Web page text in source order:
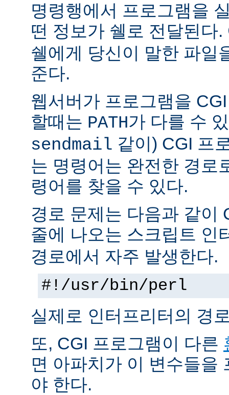
명령행에서 프로그램을
떤 정보가 쉘로 전달된다
쉘에게 당신이 말한 파일
준다.
웹서버가 프로그램을
할때는 PATH가 다를 수
sendmail 같이) CGI 프
는 명령어는 완전한 경로
령어를 찾을 수 있다.
경로 문제는 다음과 같이
줄에 나오는 스크립트 인
경로에서 자주 발생한다.
#!/usr/bin/perl
실제로 인터프리터의 경
또, CGI 프로그램이 다른
면 아파치가 이 변수들을
야 한다.